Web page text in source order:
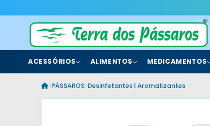
ACESSÓRIOS ALIMENTOS MEDICAMENTOS
PÁSSAROS Desinfetantes | Aromatizantes